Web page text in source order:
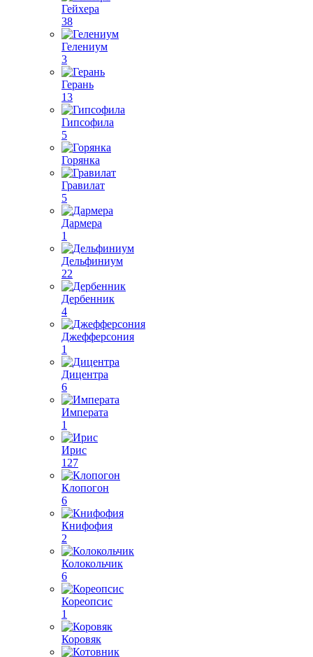
Гейхера
38
Гелениум
3
Герань
13
Гипсофила
5
Горянка
Гравилат
5
Дармера
1
Дельфиниум
22
Дербенник
4
Джефферсония
1
Дицентра
6
Императа
1
Ирис
127
Клопогон
6
Книфофия
2
Колокольчик
6
Кореопсис
1
Коровяк